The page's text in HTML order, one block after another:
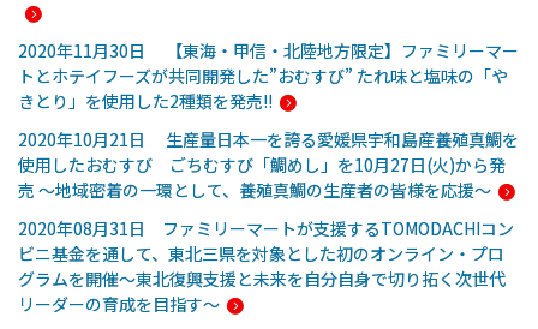
2020年11月30日 【東海・甲信・北陸地方限定】ファミリーマー
トとホテイフーズが共同開発した”おむすび” たれ味と塩味の「や
きとり」を使用した2種類を発売!!
2020年10月21日 生産量日本一を誇る愛媛県宇和島産養殖真鯛を
使用したおむすび ごちむすび「鯛めし」を10月27日(火)から発
売 ～地域密着の一環として、養殖真鯛の生産者の皆様を応援～
2020年08月31日 ファミリーマートが支援するTOMODACHIコン
ビニ基金を通して、東北三県を対象とした初のオンライン・プロ
グラムを開催〜東北復興支援と未来を自分自身で切り拓く次世代
リーダーの育成を目指す〜